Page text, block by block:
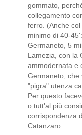
gommato,
collegamento
ferro. (Anche
minimo di 40-
Germaneto, 5
Lamezia, con la
ammodernata e
Germaneto, che
"pigra" utenza
Per questo
o tutt'al più
corrispondenza
Catanzaro..